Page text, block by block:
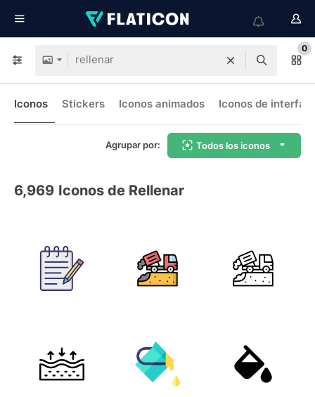
0
Iconos Stickers Iconos animados Iconos de interfaz
Agrupar por: Todos los iconos
6,969 Iconos de Rellenar